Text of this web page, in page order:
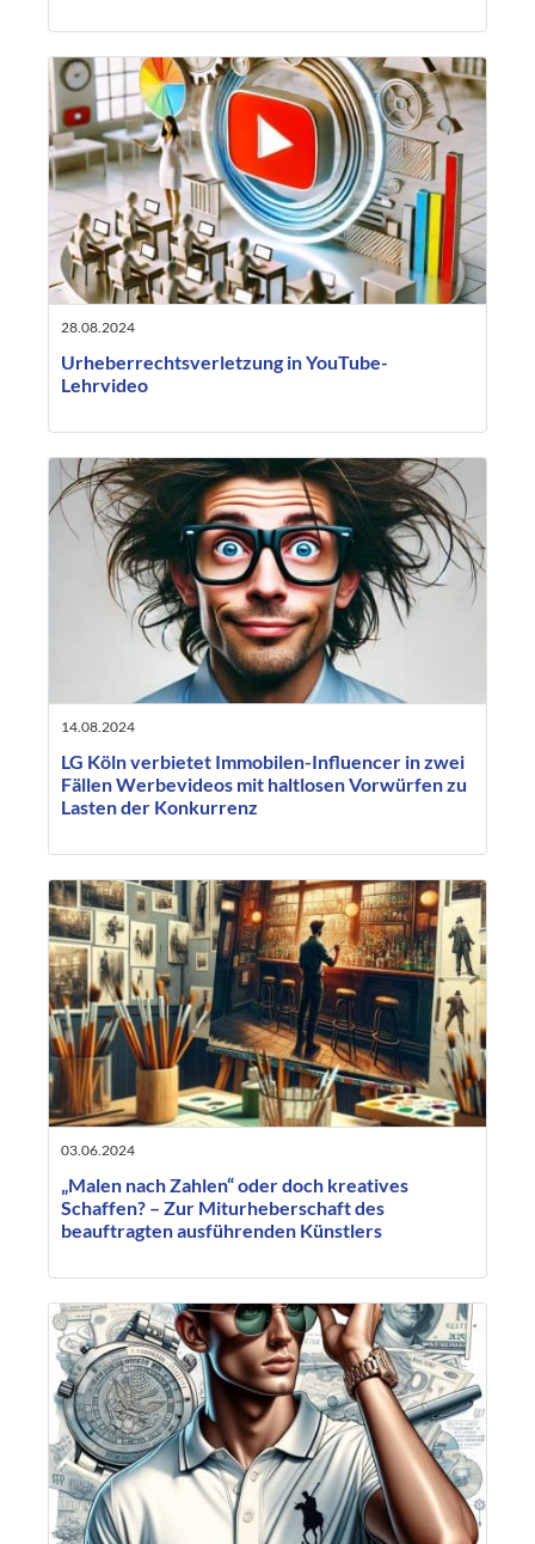
28.08.2024
Urheberrechtsverletzung in YouTube-
Lehrvideo
14.08.2024
LG Köln verbietet Immobilen-Influencer in zwei
Fällen Werbevideos mit haltlosen Vorwürfen zu
Lasten der Konkurrenz
03.06.2024
„Malen nach Zahlen“ oder doch kreatives
Schaffen? – Zur Miturheberschaft des
beauftragten ausführenden Künstlers